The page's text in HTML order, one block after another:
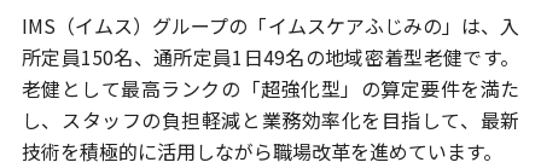
IMS（イムス）グループの「イムスケアふじみの」は、入
所定員150名、 通所定員1日49名の地域密着型老健です。
老健として最高ランクの 「超強化型」の算定要件を満た
し、スタッフの負担軽減と業務効率化を 目指して、最新
技術を積極的に活用しながら職場改革を進めています。